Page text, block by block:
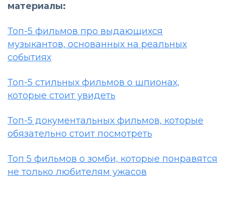
материалы:
Топ-5 фильмов про выдающихся
музыкантов, основанных на реальных
событиях
Топ-5 стильных фильмов о шпионах,
которые стоит увидеть
Топ-5 документальных фильмов, которые
обязательно стоит посмотреть
Топ 5 фильмов о зомби, которые понравятся
не только любителям ужасов